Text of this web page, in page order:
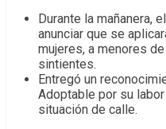
Durante la mañanera,
anunciar que se
mujeres, a menores
sintientes.
Entregó un
Adoptable por su
situación de calle.